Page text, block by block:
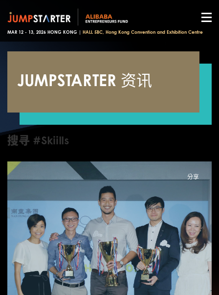
MAR 12 - 13, 2026 HONG KONG | HALL 5BC, Hong Kong Convention and Exhibition Centre
JUMPSTARTER 资讯
搜寻 #Skiills
分享